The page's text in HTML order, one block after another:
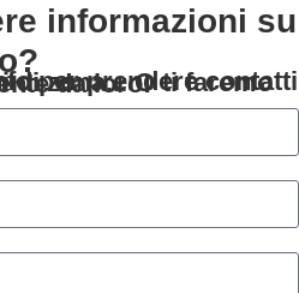
informazioni su
ti faremo contattare direttamente da loro!